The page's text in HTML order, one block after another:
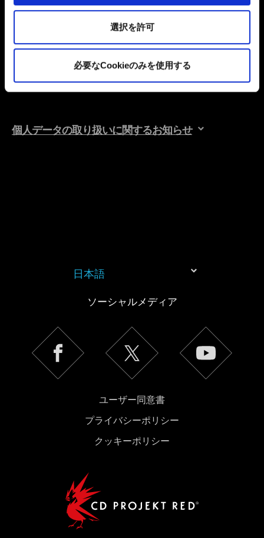
これらのオプションが有効になることはありません。
細は、下記の「設定」メニューでご確認ください。
選択を許可
必要なCookieのみを使用する
個人データの取り扱いに関するお知らせ
日本語
ソーシャルメディア
ユーザー同意書
プライバシーポリシー
クッキーポリシー